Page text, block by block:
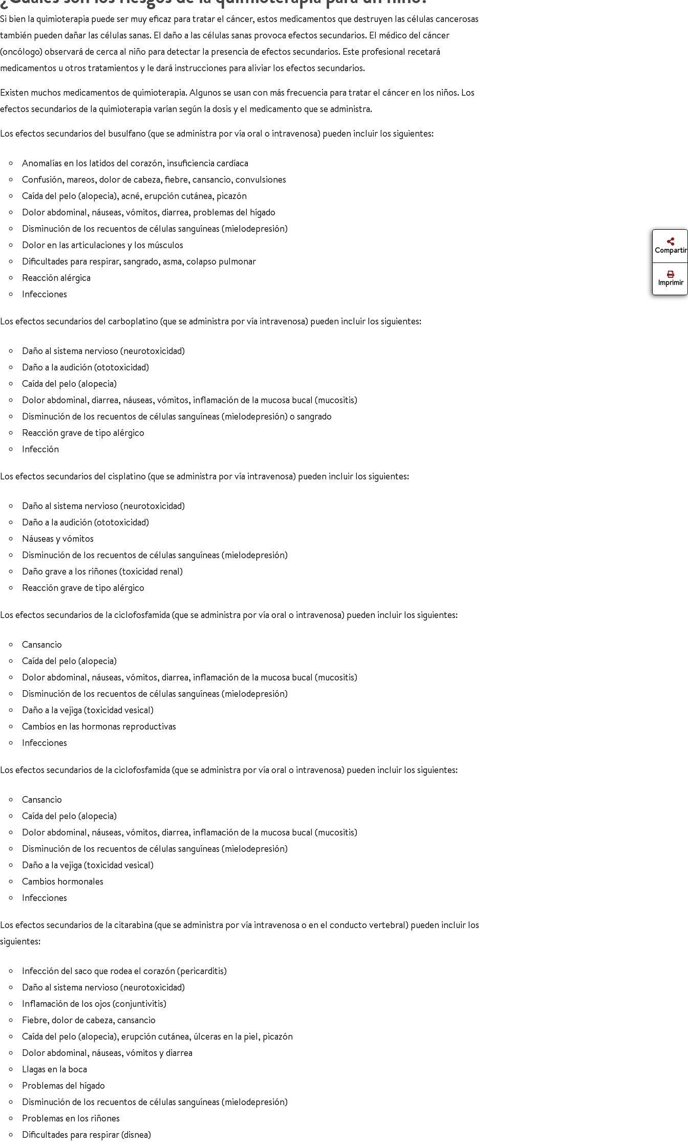
Si bien la quimioterapia puede ser muy eficaz para tratar el cáncer, estos medicamentos que destruyen las células cancerosas
también pueden dañar las células sanas. El daño a las células sanas provoca efectos secundarios. El médico del cáncer
(oncólogo) observará de cerca al niño para detectar la presencia de efectos secundarios. Este profesional recetará
medicamentos u otros tratamientos y le dará instrucciones para aliviar los efectos secundarios.
Existen muchos medicamentos de quimioterapia. Algunos se usan con más frecuencia para tratar el cáncer en los niños. Los
efectos secundarios de la quimioterapia varían según la dosis y el medicamento que se administra.
Los efectos secundarios del busulfano (que se administra por vía oral o intravenosa) pueden incluir los siguientes:
Anomalías en los latidos del corazón, insuficiencia cardíaca
Confusión, mareos, dolor de cabeza, fiebre, cansancio, convulsiones
Caída del pelo (alopecia), acné, erupción cutánea, picazón
Dolor abdominal, náuseas, vómitos, diarrea, problemas del hígado
Disminución de los recuentos de células sanguíneas (mielodepresión)
Dolor en las articulaciones y los músculos
Dificultades para respirar, sangrado, asma, colapso pulmonar
Reacción alérgica
Infecciones
Los efectos secundarios del carboplatino (que se administra por vía intravenosa) pueden incluir los siguientes:
Daño al sistema nervioso (neurotoxicidad)
Daño a la audición (ototoxicidad)
Caída del pelo (alopecia)
Dolor abdominal, diarrea, náuseas, vómitos, inflamación de la mucosa bucal (mucositis)
Disminución de los recuentos de células sanguíneas (mielodepresión) o sangrado
Reacción grave de tipo alérgico
Infección
Los efectos secundarios del cisplatino (que se administra por vía intravenosa) pueden incluir los siguientes:
Daño al sistema nervioso (neurotoxicidad)
Daño a la audición (ototoxicidad)
Náuseas y vómitos
Disminución de los recuentos de células sanguíneas (mielodepresión)
Daño grave a los riñones (toxicidad renal)
Reacción grave de tipo alérgico
Los efectos secundarios de la ciclofosfamida (que se administra por vía oral o intravenosa) pueden incluir los siguientes:
Cansancio
Caída del pelo (alopecia)
Dolor abdominal, náuseas, vómitos, diarrea, inflamación de la mucosa bucal (mucositis)
Disminución de los recuentos de células sanguíneas (mielodepresión)
Daño a la vejiga (toxicidad vesical)
Cambios en las hormonas reproductivas
Infecciones
Los efectos secundarios de la ciclofosfamida (que se administra por vía oral o intravenosa) pueden incluir los siguientes:
Cansancio
Caída del pelo (alopecia)
Dolor abdominal, náuseas, vómitos, diarrea, inflamación de la mucosa bucal (mucositis)
Disminución de los recuentos de células sanguíneas (mielodepresión)
Daño a la vejiga (toxicidad vesical)
Cambios hormonales
Infecciones
Los efectos secundarios de la citarabina (que se administra por vía intravenosa o en el conducto vertebral) pueden incluir los
siguientes:
Infección del saco que rodea el corazón (pericarditis)
Daño al sistema nervioso (neurotoxicidad)
Inflamación de los ojos (conjuntivitis)
Fiebre, dolor de cabeza, cansancio
Caída del pelo (alopecia), erupción cutánea, úlceras en la piel, picazón
Dolor abdominal, náuseas, vómitos y diarrea
Llagas en la boca
Problemas del hígado
Disminución de los recuentos de células sanguíneas (mielodepresión)
Problemas en los riñones
Dificultades para respirar (disnea)
Compartir
Imprimir